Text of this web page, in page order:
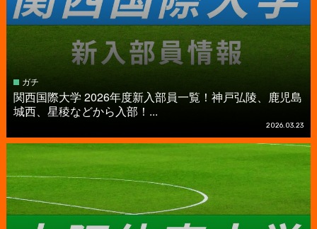
ガチ
関西国際大学 2026年度新入部員一覧！神戸弘陵、鹿児島
城西、星稜などから入部！...
2026.03.23